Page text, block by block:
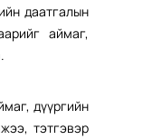
даатгалын
аймаг,
дүүргийн
тэтгэвэр